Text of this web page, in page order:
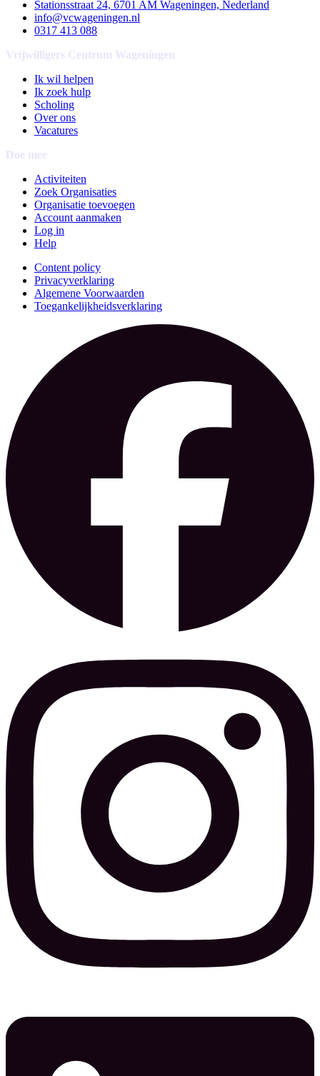
Stationsstraat 24, 6701 AM Wageningen, Nederland
info@vcwageningen.nl
0317 413 088
Vrijwilligers Centrum Wageningen
Ik wil helpen
Ik zoek hulp
Scholing
Over ons
Vacatures
Doe mee
Activiteiten
Zoek Organisaties
Organisatie toevoegen
Account aanmaken
Log in
Help
Content policy
Privacyverklaring
Algemene Voorwaarden
Toegankelijkheidsverklaring